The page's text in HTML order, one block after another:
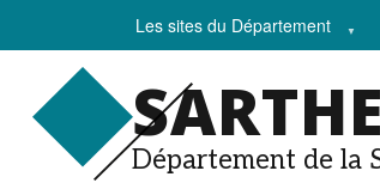
Les sites du Département
SARTHE
Département de la